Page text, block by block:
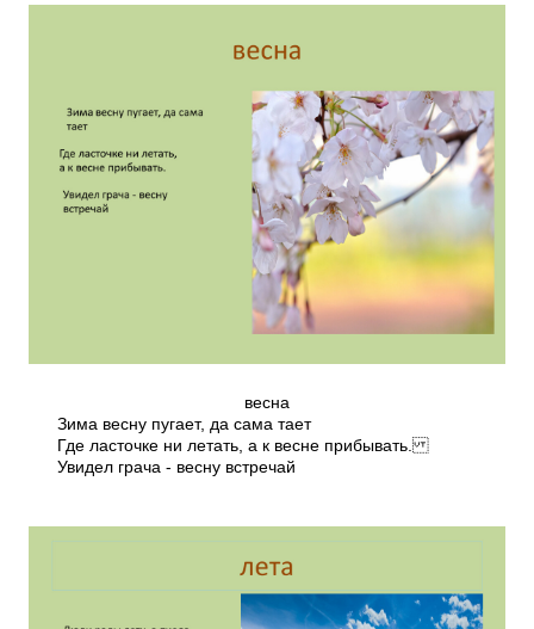
весна
Зима весну пугает, да сама тает
Где ласточке ни летать, а к весне прибывать.
Увидел грача - весну встречай